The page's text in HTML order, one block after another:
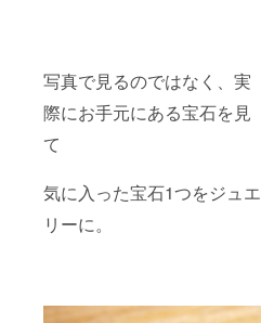
写真で見るのではなく、実
際にお手元にある宝石を見
て
気に入った宝石1つをジュエ
リーに。